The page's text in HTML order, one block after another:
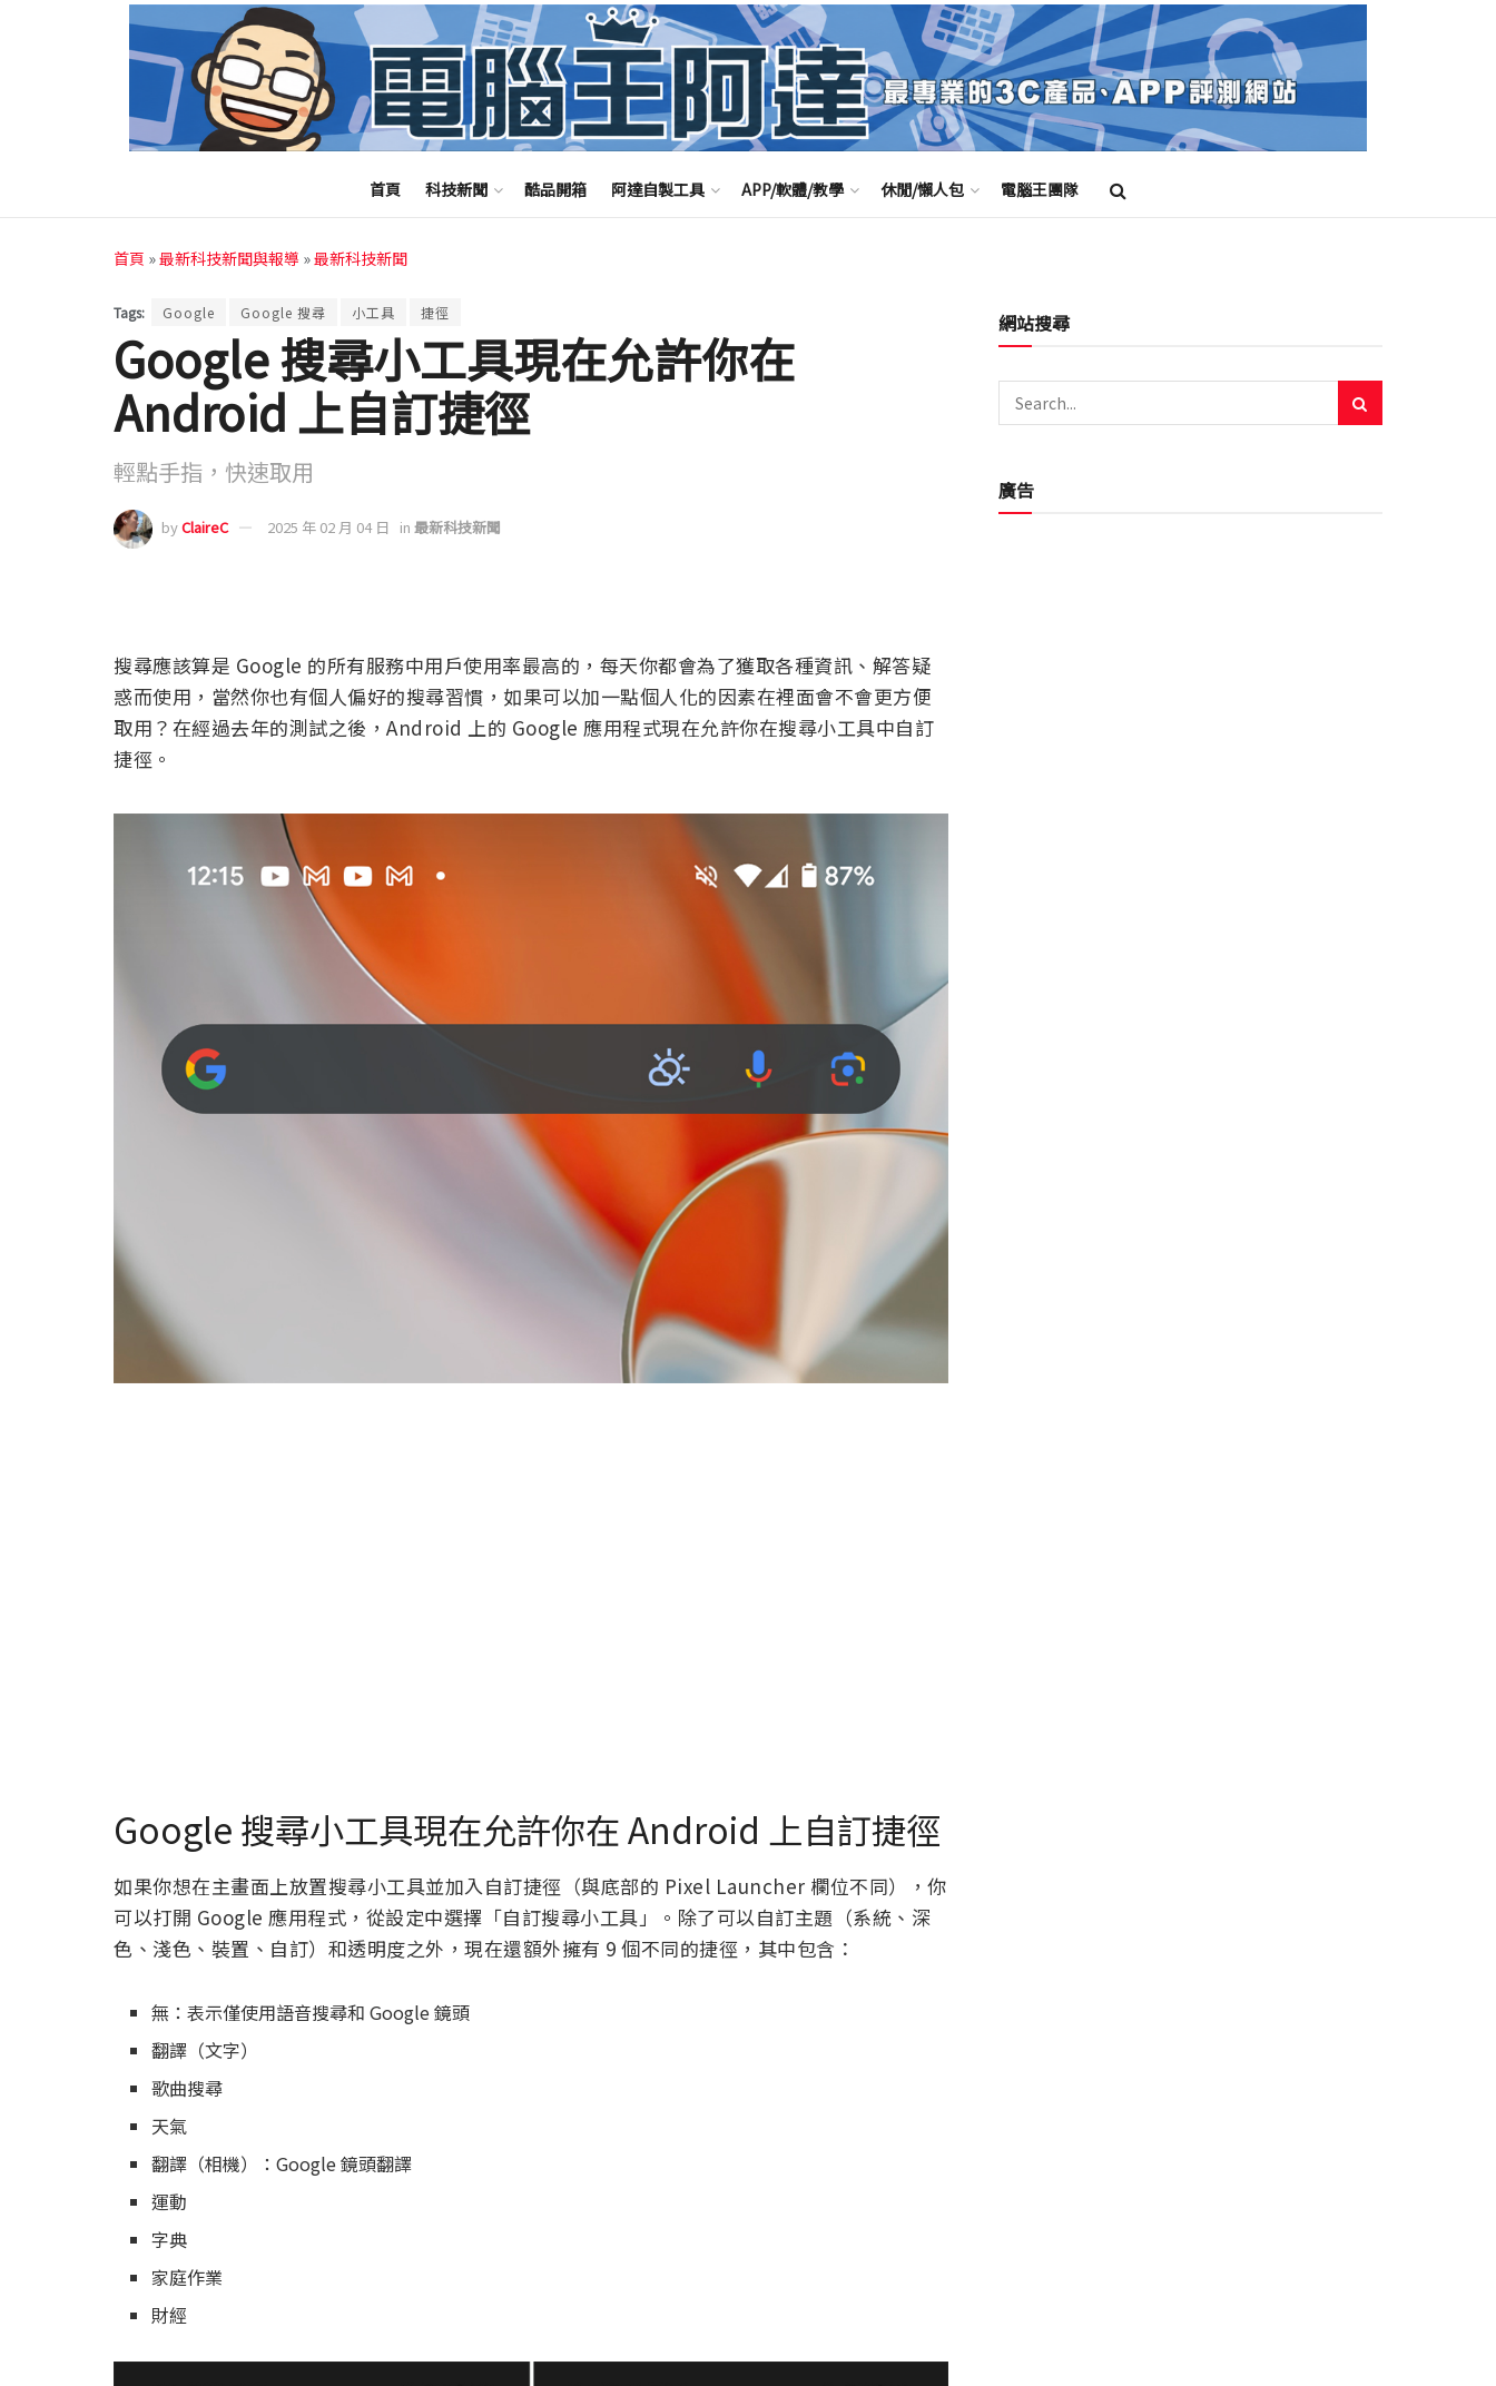
首頁 科技新聞 酷品開箱 阿達自製工具 APP/軟體/教學 休閒/懶人包 電腦王團隊
首頁 »最新科技新聞與報導 »最新科技新聞
Tags: Google Google 搜尋 小工具 捷徑
Google 搜尋小工具現在允許你在
Android 上自訂捷徑
輕點手指，快速取用
byClaireC 2025 年 02 月 04 日 in 最新科技新聞
搜尋應該算是 Google 的所有服務中用戶使用率最高的，每天你都會為了獲取各種資訊、解答疑
惑而使用，當然你也有個人偏好的搜尋習慣，如果可以加一點個人化的因素在裡面會不會更方便
取用？在經過去年的測試之後，Android 上的 Google 應用程式現在允許你在搜尋小工具中自訂
捷徑。
Google 搜尋小工具現在允許你在 Android 上自訂捷徑
如果你想在主畫面上放置搜尋小工具並加入自訂捷徑（與底部的 Pixel Launcher 欄位不同），你
可以打開 Google 應用程式，從設定中選擇「自訂搜尋小工具」。除了可以自訂主題（系統、深
色、淺色、裝置、自訂）和透明度之外，現在還額外擁有 9 個不同的捷徑，其中包含：
無：表示僅使用語音搜尋和 Google 鏡頭
翻譯（文字）
歌曲搜尋
天氣
翻譯（相機）：Google 鏡頭翻譯
運動
字典
家庭作業
財經
網站搜尋
廣告